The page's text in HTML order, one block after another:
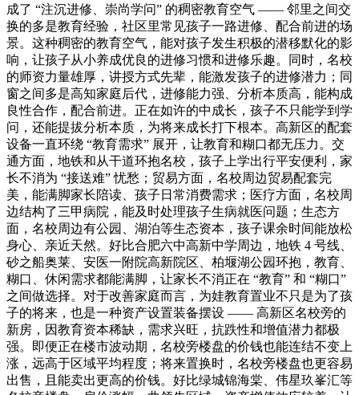
成了 “注沉进修、崇尚学问” 的稠密教育空气 —— 邻里之间交
换的多是教育经验，社区里常见孩子一路进修、配合前进的场
景。这种稠密的教育空气，能对孩子发生积极的潜移默化的影
响，让孩子从小养成优良的进修习惯和进修乐趣。同时，名校
的师资力量雄厚，讲授方式先辈，能激发孩子的进修潜力；同
窗之间多是高知家庭后代，进修能力强、分析本质高，能构成
良性合作，配合前进。正在如许的中成长，孩子不只能学到学
问，还能提拔分析本质，为将来成长打下根本。高新区的配套
设备一直环绕 “教育需求” 展开，让教育和糊口都无压力。交
通方面，地铁和从干道环抱名校，孩子上学出行平安便利，家
长不消为 “接送难” 忧愁；贸易方面，名校周边贸易配套完
美，能满脚家长陪读、孩子日常消费需求；医疗方面，名校周
边结构了三甲病院，能及时处理孩子生病就医问题；生态方
面，名校周边有公园、湖泊等生态资本，孩子课余时间能放松
身心、亲近天然。好比合肥六中高新中学周边，地铁 4 号线、
砂之船奥莱、安医一附院高新院区、柏堰湖公园环抱，教育、
糊口、休闲需求都能满脚，让家长不消正在 “教育” 和 “糊口”
之间做选择。对于改善家庭而言，为娃教育置业不只是为了孩
子的将来，也是一种资产设置装备摆设 —— 高新区名校旁的
新房，因教育资本稀缺，需求兴旺，抗跌性和增值潜力都极
强。即便正在楼市波动期，名校旁楼盘的价钱也能连结不变上
涨，远高于区域平均程度；将来置换时，名校旁楼盘也更容易
出售，且能卖出更高的价钱。好比绿城锦海棠、伟星玖峯汇等